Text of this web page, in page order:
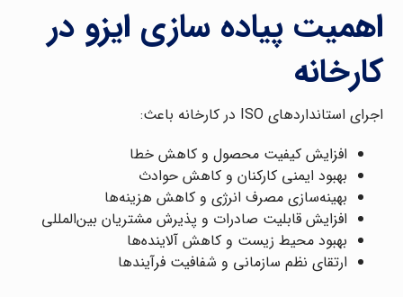
اهمیت پیاده سازی ایزو در
کارخانه
اجرای استانداردهای ISO در کارخانه باعث:
افزایش کیفیت محصول و کاهش خطا
بهبود ایمنی کارکنان و کاهش حوادث
بهینه‌سازی مصرف انرژی و کاهش هزینه‌ها
افزایش قابلیت صادرات و پذیرش مشتریان بین‌المللی
بهبود محیط زیست و کاهش آلاینده‌ها
ارتقای نظم سازمانی و شفافیت فرآیندها